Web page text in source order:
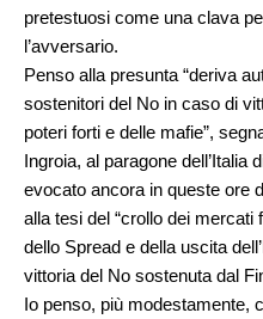
pretestuosi come una clava
l’avversario.
Penso alla presunta “deriva
sostenitori del No in caso di
poteri forti e delle mafie”,
Ingroia, al paragone dell’Italia
evocato ancora in queste ore
alla tesi del “crollo dei mercati
dello Spread e della uscita
vittoria del No sostenuta dal
Io penso, più modestamente,